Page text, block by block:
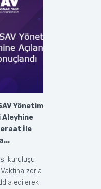
Yönetim
Aleyhine
İle
kuruluşu
Vakfına zorla
edilerek